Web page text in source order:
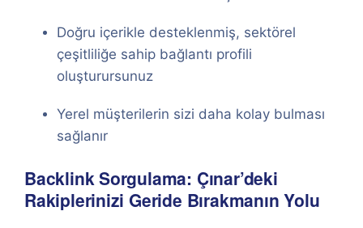
Doğru içerikle desteklenmiş, sektörel
çeşitliliğe sahip bağlantı profili
oluşturursunuz
Yerel müşterilerin sizi daha kolay bulması
sağlanır
Backlink Sorgulama: Çınar’deki
Rakiplerinizi Geride Bırakmanın Yolu